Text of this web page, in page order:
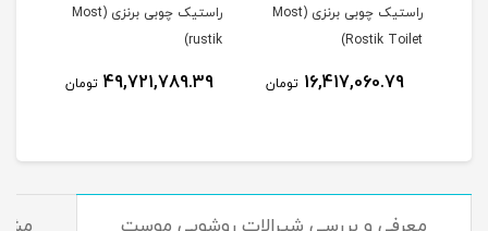
راستیک چوبی برنزی (Most
Rostik Toilet)
16,417,060.79 تومان
راستیک چوبی برنزی (Most
rustik)
49,721,789.39 تومان